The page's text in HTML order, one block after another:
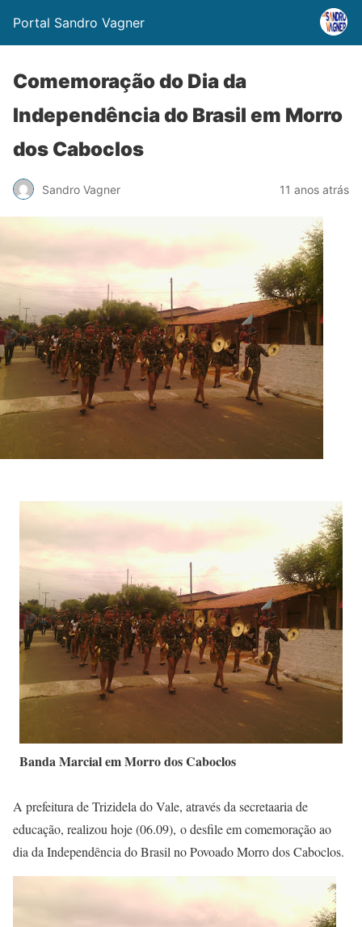
Portal Sandro Vagner
Comemoração do Dia da
Independência do Brasil em Morro
dos Caboclos
Sandro Vagner 11 anos atrás
Banda Marcial em Morro dos Caboclos
A prefeitura de Trizidela do Vale, através da secretaaria de
educação, realizou hoje (06.09), o desfile em comemoração ao
dia da Independência do Brasil no Povoado Morro dos Caboclos.